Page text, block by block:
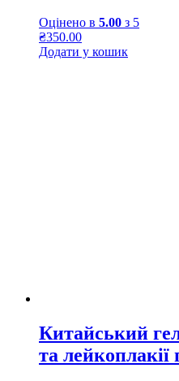
Оцінено в 5.00 з 5
₴350.00
Додати у кошик
Китайський
та